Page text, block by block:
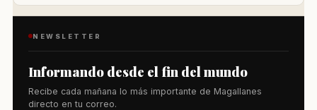
NEWSLETTER
Informando desde el fin del mundo
Recibe cada mañana lo más importante de Magallanes
directo en tu correo.